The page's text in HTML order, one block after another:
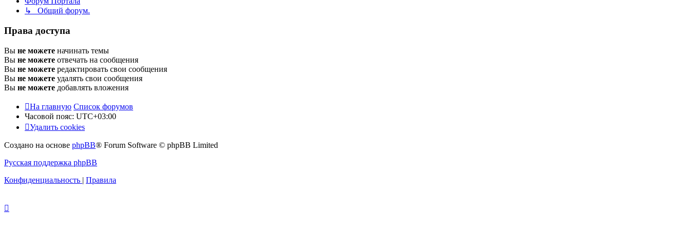
↳ Общий форум.
Права доступа
Вы не можете начинать темы
Вы не можете отвечать на сообщения
Вы не можете редактировать свои сообщения
Вы не можете удалять свои сообщения
Вы не можете добавлять вложения
На главную Список форумов
Часовой пояс: UTC+03:00
Удалить cookies
Создано на основе phpBB® Forum Software © phpBB Limited
Русская поддержка phpBB
Конфиденциальность | Правила